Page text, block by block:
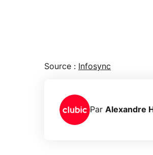
Source : Infosync
Par Alexandre